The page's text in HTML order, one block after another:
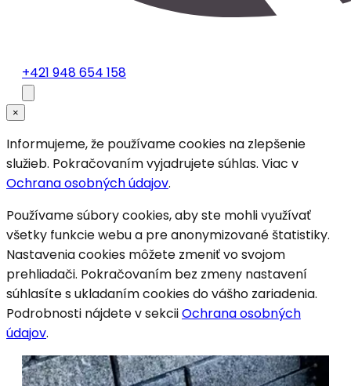
+421 948 654 158
×
Informujeme, že používame cookies na zlepšenie
služieb. Pokračovaním vyjadrujete súhlas. Viac v
Ochrana osobných údajov.
Používame súbory cookies, aby ste mohli využívať
všetky funkcie webu a pre anonymizované štatistiky.
Nastavenia cookies môžete zmeniť vo svojom
prehliadači. Pokračovaním bez zmeny nastavení
súhlasíte s ukladaním cookies do vášho zariadenia.
Podrobnosti nájdete v sekciiOchrana osobných
údajov.